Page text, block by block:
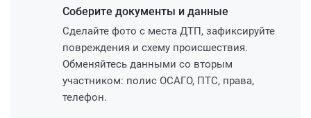
Соберите документы и данные
Сделайте фото с места ДТП, зафиксируйте
повреждения и схему происшествия.
Обменяйтесь данными со вторым
участником: полис ОСАГО, ПТС, права,
телефон.